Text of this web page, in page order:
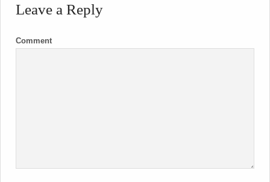
Leave a Reply
Comment